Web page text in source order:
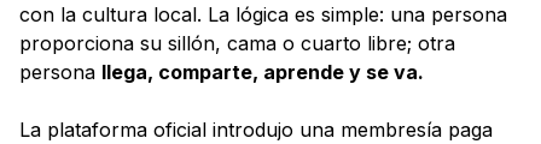
con la cultura local. La lógica es simple: una persona
proporciona su sillón, cama o cuarto libre; otra
persona llega, comparte, aprende y se va.
La plataforma oficial introdujo una membresía paga